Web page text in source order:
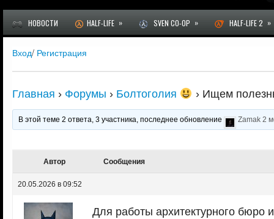
НОВОСТИ HALF-LIFE » SVEN CO-OP » HALF-LIFE 2 »
Вход/ Регистрация
Главная › Форумы › Болтоголия › Ищем
В этой теме 2 ответа, 3 участника, последнее обновление Zamak 2
Автор Сообщения
20.05.2026 в 09:52
Для работы архитектурного бюро